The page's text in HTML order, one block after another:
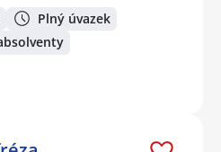
Plný úvazek